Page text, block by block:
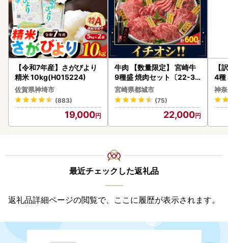
【令和7年産】さがびより
精米 10kg(H015224)
佐賀県神埼市
(883)
19,000
牛肉 【数量限定】 宮崎牛
9種盛 焼肉セット〔22-31
-006-600g〕都城 イチオ
シ!! 牛肉
宮崎県都城市
(75)
22,000
【
4種
神
最近チェックした返礼品
返礼品詳細ページの閲覧で、ここに履歴が表示されます。